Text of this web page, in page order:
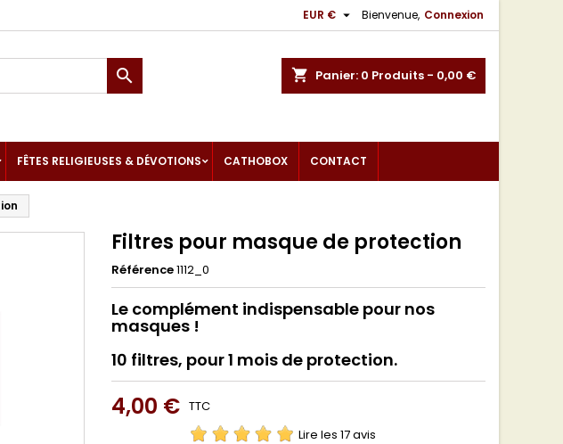
Bienvenue, Connexion
EUR € 
shopping_cart Panier: 0 Produits - 0,00 €

FÊTES RELIGIEUSES & DÉVOTIONS CATHOBOX CONTACT
Filtres pour masque de protection
Référence1112_0
Le complément indispensable pour nos
masques !
10 filtres, pour 1 mois de protection.
4,00 € TTC
Lire les 17 avis